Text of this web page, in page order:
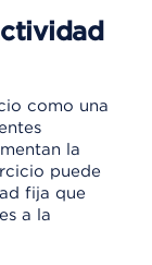
como una
la
puede
fija que
a la